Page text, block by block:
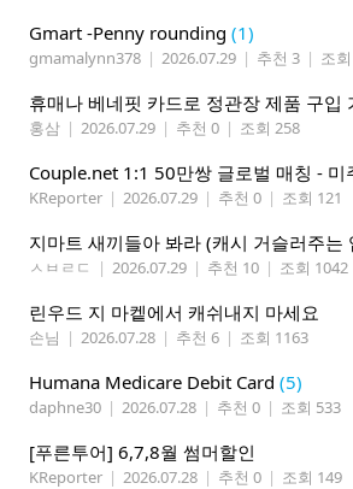
Gmart -Penny rounding (1)
gmamalynn378 | 2026.07.29 | 추천 3 | 조
휴매나 베네핏 카드로 정관장 제품 구입
홍삼 | 2026.07.29 | 추천 0 | 조회 258
KReporter | 2026.07.29 | 추천 0 | 조회 121
지마트 새끼들아 봐라 (캐시 거슬러주는
ㅅㅂㄹㄷ | 2026.07.29 | 추천 10 | 조회 1042
린우드 지 마켙에서 캐쉬내지 마세요
손님 | 2026.07.28 | 추천 6 | 조회 1163
Humana Medicare Debit Card (5)
daphne30 | 2026.07.28 | 추천 0 | 조회 533
[푸른투어] 6,7,8월 썸머할인
KReporter | 2026.07.28 | 추천 0 | 조회 149